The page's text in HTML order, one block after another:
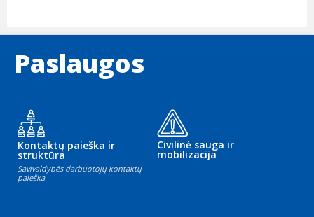
Paslaugos
Kontaktų paieška ir
struktūra
Savivaldybės darbuotojų kontaktų
paieška
Civilinė sauga ir
mobilizacija